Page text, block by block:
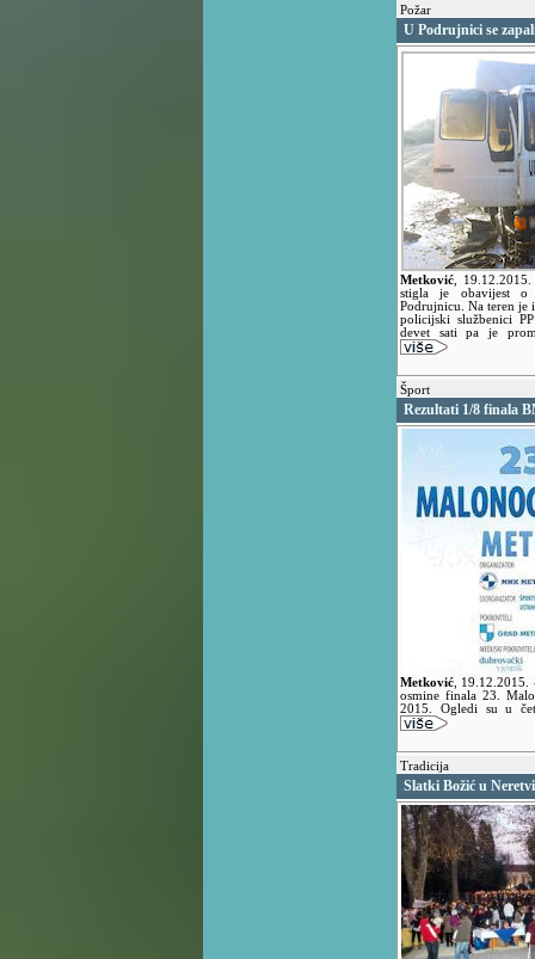
Požar
U Podrujnici se
Metković
stigla je obavijest o
Podrujnicu. Na teren je
policijski službenici
devet sati pa je
Šport
Rezultati 1/8 finala
Metković 19.12.2015.
osmine finala 23.
2015. Ogledi su u
Tradicija
Slatki Božić u Neretvi